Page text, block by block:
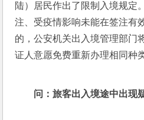
陆）居民作出了限制入境规定
注、受疫情影响未能在签注有
的，公安机关出入境管理部门
证人意愿免费重新办理相同种
问：旅客出入境途中出现